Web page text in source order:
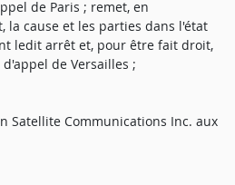
de Paris ; remet, en
la cause et les parties dans l'état
ledit arrêt et, pour être fait droit,
de Versailles ;
Satellite Communications Inc. aux